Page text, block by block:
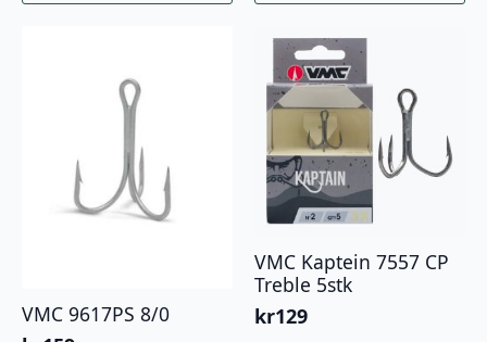
VMC 9617PS 8/0
VMC Kaptein 7557 CP
Treble 5stk
kr129